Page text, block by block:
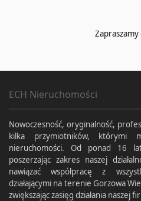
Zapraszamy
ECH Nieruchomości
Nowoczesność, oryginalność,
kilka przymiotników, którymi
nieruchomości. Od ponad 16
poszerzając zakres naszej
nawiązać współpracę z
działającymi na terenie Gorzowa
zwiększając zasięg działania naszej